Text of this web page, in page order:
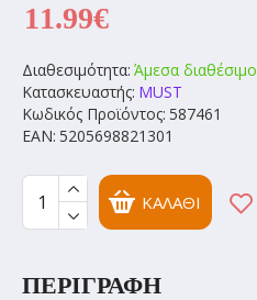
Διαθεσιμότητα: Άμεσα διαθέσιμο
Κατασκευαστής: MUST
Κωδικός Προϊόντος: 587461
EAN: 5205698821301
11.99€
ΚΑΛΆΘΙ
ΠΕΡΙΓΡΑΦΉ